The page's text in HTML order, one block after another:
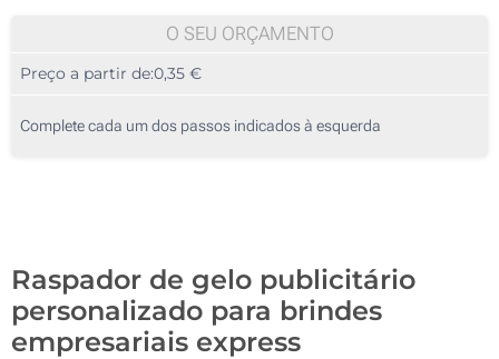
3 Cores (Parte superior)
100
250
O SEU ORÇAMENTO
Preço a partir de:0,35 €
Complete cada um dos passos indicados à esquerda
Raspador de gelo publicitário
personalizado para brindes
empresariais express